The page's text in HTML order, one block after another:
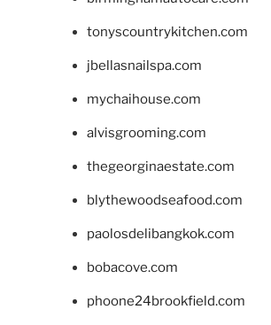
tonyscountrykitchen.com
jbellasnailspa.com
mychaihouse.com
alvisgrooming.com
thegeorginaestate.com
blythewoodseafood.com
paolosdelibangkok.com
bobacove.com
phoone24brookfield.com